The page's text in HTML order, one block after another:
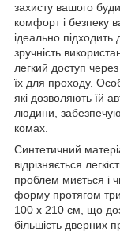
захисту вашого
комфорт і безпеку
ідеально
зручність
легкий доступ через
їх для проходу.
які дозволяють їй
людини,
комах.
Синтетичний
відрізняється
проблем миється і
форму протягом
100 х 210 см, що
більшість дверних